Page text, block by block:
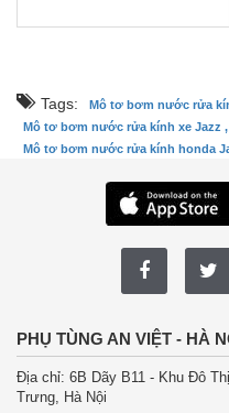
Tags:
Mô tơ bơm nước rửa
Mô tơ bơm nước rửa kính xe Jazz ,
Mô tơ bơm nước rửa kính honda
PHỤ TÙNG AN VIỆT - HÀ
Địa chỉ: 6B Dãy B11 - Khu Đô
Trưng, Hà Nội